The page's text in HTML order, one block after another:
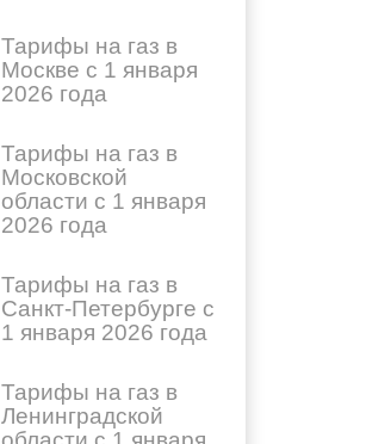
Тарифы на газ в
Москве с 1 января
2026 года
Тарифы на газ в
Московской
области с 1 января
2026 года
Тарифы на газ в
Санкт-Петербурге с
1 января 2026 года
Тарифы на газ в
Ленинградской